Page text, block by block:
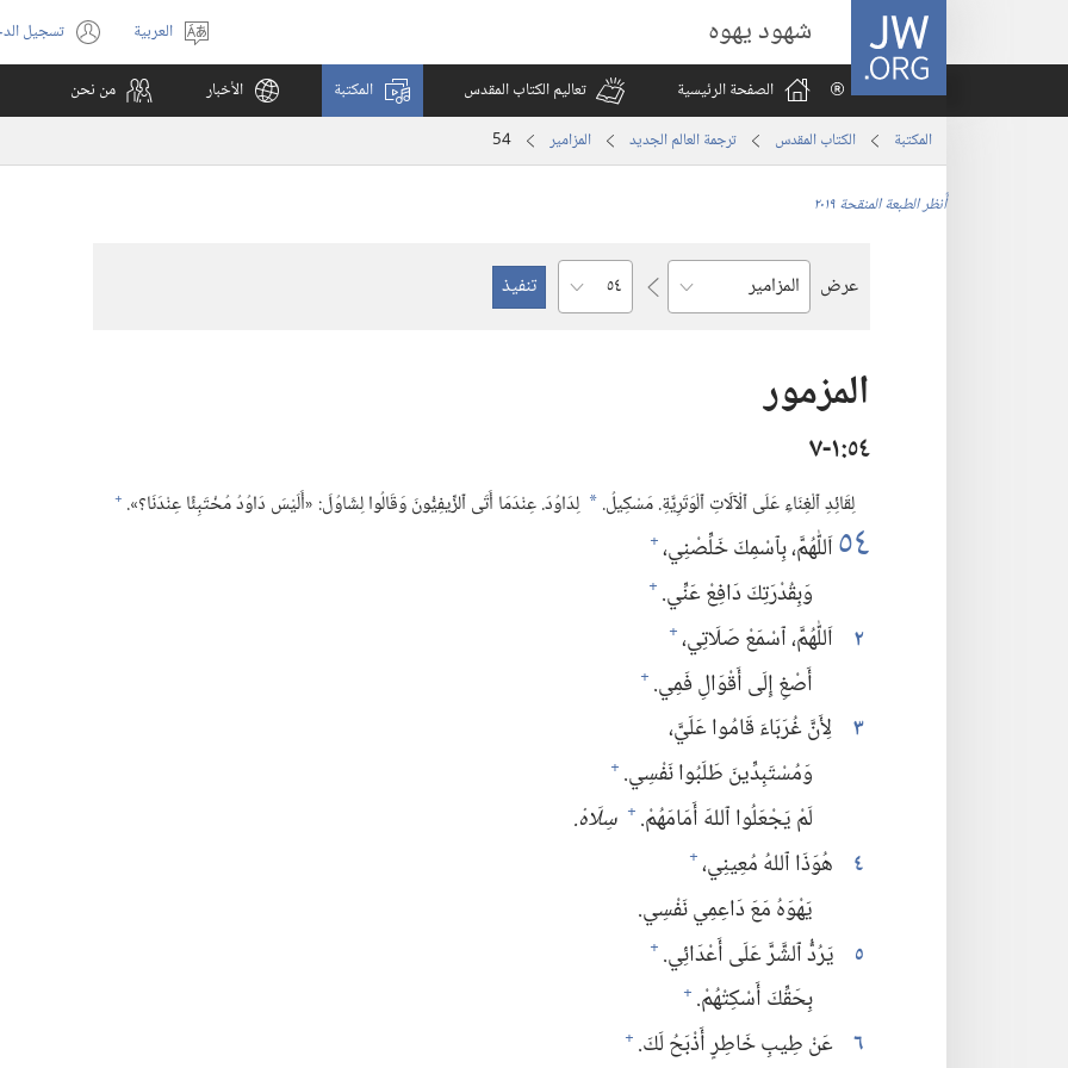
JW.ORG شهود يهوه
اختر
اللغة
العربية تسجيل(يفتح
نافذة
الصفحة الرئيسية
تعاليم الكتاب المقدس المكتبة الأخبار من نحن
المكتبة الكتاب المقدس ترجمة العالم الجديد المزامير 54
أُنظر الطبعة المنقحة ٢٠١٩
عرض
السفر
الفصل
المزمور
٥٤‏:‏١‏-٧
لِقَائِدِ ٱلْغِنَاءِ عَلَى ٱلْآلَاتِ ٱلْوَتَرِيَّةِ.‏ مَسْكِيلُ.‏ * لِدَاوُدَ.‏ عِنْدَمَا أَتَى ٱلزِّيفِيُّونَ وَقَالُوا لِشَاوُلَ:‏ «أَلَيْسَ دَاوُدُ مُخْتَبِئًا عِنْدَنَا؟‏».‏ +
٥٤اَللّٰهُمَّ،‏ بِٱسْمِكَ خَلِّصْنِي،‏+
وَبِقُدْرَتِكَ دَافِعْ عَنِّي.‏ +
٢ اَللّٰهُمَّ،‏ ٱسْمَعْ صَلَاتِي،‏+
أَصْغِ إِلَى أَقْوَالِ فَمِي.‏ +
٣ لِأَنَّ غُرَبَاءَ قَامُوا عَلَيَّ،‏
وَمُسْتَبِدِّينَ طَلَبُوا نَفْسِي.‏ +
لَمْ يَجْعَلُوا ٱللهَ أَمَامَهُمْ.‏ + سِلَاهْ.‏
٤ هُوَذَا ٱللهُ مُعِينِي،‏+
يَهْوَهُ مَعَ دَاعِمِي نَفْسِي.‏
٥ يَرُدُّ ٱلشَّرَّ عَلَى أَعْدَائِي.‏ +
بِحَقِّكَ أَسْكِتْهُمْ.‏ +
٦ عَنْ طِيبِ خَاطِرٍ أَذْبَحُ لَكَ.‏ +